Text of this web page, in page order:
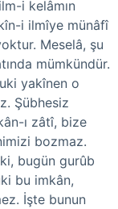
i kelâmın
i ilmîye münâfî
Meselâ, şu
mümkündür.
yakînen o
Şübhesiz
ı zâtî, bize
bozmaz.
bugün gurûb
bu imkân,
İşte bunun